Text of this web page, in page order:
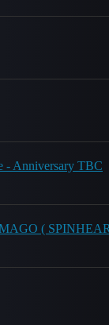
- Anniversary TBC
(